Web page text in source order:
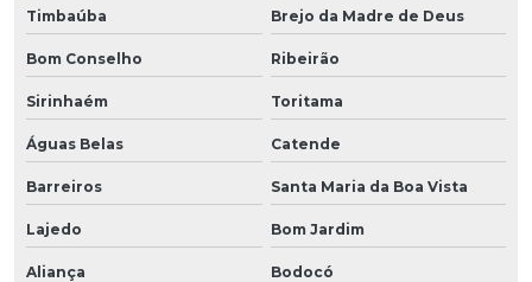
Timbaúba Brejo da Madre de Deus
Bom Conselho Ribeirão
Sirinhaém Toritama
Águas Belas Catende
Barreiros Santa Maria da Boa Vista
Lajedo Bom Jardim
Aliança Bodocó